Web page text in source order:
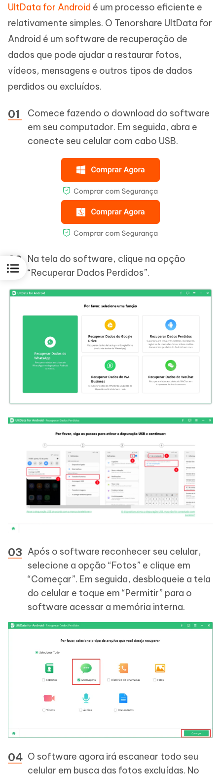
UltData for Android é um processo eficiente e
relativamente simples. O Tenorshare UltData for
Android é um software de recuperação de
dados que pode ajudar a restaurar fotos,
vídeos, mensagens e outros tipos de dados
perdidos ou excluídos.
Comece fazendo o download do software
em seu computador. Em seguida, abra e
conecte seu celular com cabo USB.
Na tela do software, clique na opção
“Recuperar Dados Perdidos”.
Após o software reconhecer seu celular,
selecione a opção “Fotos” e clique em
“Começar”. Em seguida, desbloqueie a tela
do celular e toque em “Permitir” para o
software acessar a memória interna.
O software agora irá escanear todo seu
celular em busca das fotos excluídas. No